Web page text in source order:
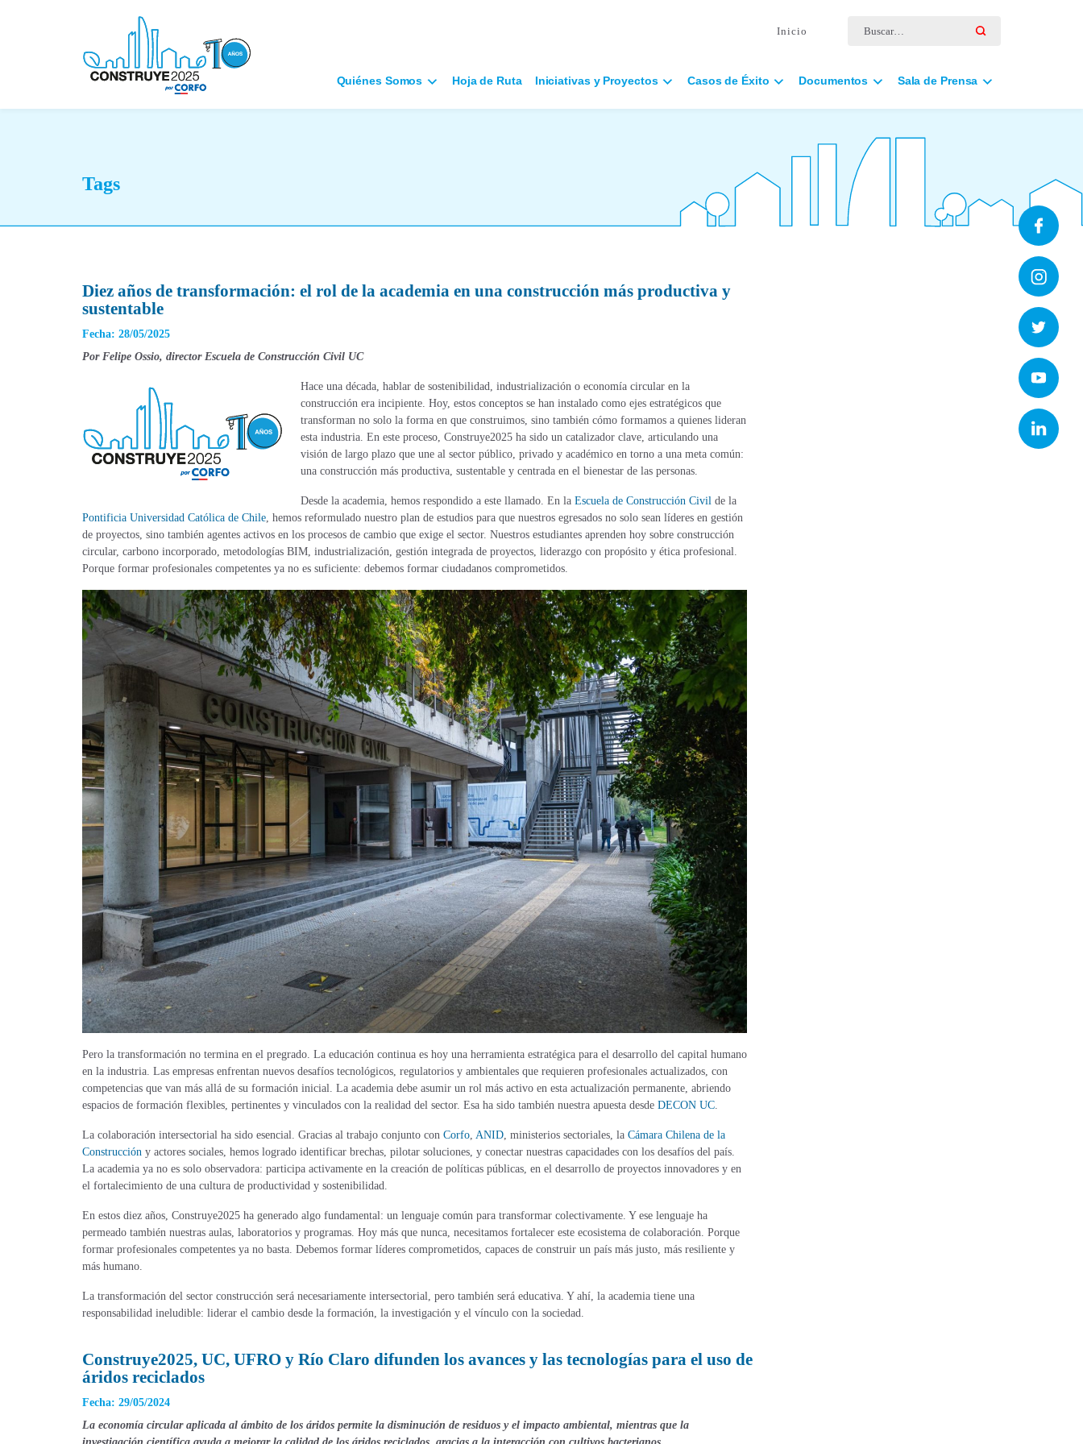
Buscar por:
Inicio
Quiénes Somos Hoja de Ruta Iniciativas y Proyectos Casos de Éxito Documentos Sala de Prensa
Tags
Diez años de transformación: el rol de la academia en una construcción más productiva y
sustentable
Fecha: 28/05/2025
Por Felipe Ossio, director Escuela de Construcción Civil UC
Hace una década, hablar de sostenibilidad, industrialización o economía circular en la
construcción era incipiente. Hoy, estos conceptos se han instalado como ejes estratégicos que
transforman no solo la forma en que construimos, sino también cómo formamos a quienes lideran
esta industria. En este proceso, Construye2025 ha sido un catalizador clave, articulando una
visión de largo plazo que une al sector público, privado y académico en torno a una meta común:
una construcción más productiva, sustentable y centrada en el bienestar de las personas.
Desde la academia, hemos respondido a este llamado. En la Escuela de Construcción Civil de la
Pontificia Universidad Católica de Chile, hemos reformulado nuestro plan de estudios para que nuestros egresados no solo sean líderes en gestión
de proyectos, sino también agentes activos en los procesos de cambio que exige el sector. Nuestros estudiantes aprenden hoy sobre construcción
circular, carbono incorporado, metodologías BIM, industrialización, gestión integrada de proyectos, liderazgo con propósito y ética profesional.
Porque formar profesionales competentes ya no es suficiente: debemos formar ciudadanos comprometidos.
Pero la transformación no termina en el pregrado. La educación continua es hoy una herramienta estratégica para el desarrollo del capital humano
en la industria. Las empresas enfrentan nuevos desafíos tecnológicos, regulatorios y ambientales que requieren profesionales actualizados, con
competencias que van más allá de su formación inicial. La academia debe asumir un rol más activo en esta actualización permanente, abriendo
espacios de formación flexibles, pertinentes y vinculados con la realidad del sector. Esa ha sido también nuestra apuesta desde DECON UC
La colaboración intersectorial ha sido esencial. Gracias al trabajo conjunto con Corfo ANID , ministerios sectoriales, la Cámara Chilena de la
Construcción y actores sociales, hemos logrado identificar brechas, pilotar soluciones, y conectar nuestras capacidades con los desafíos del país.
La academia ya no es solo observadora: participa activamente en la creación de políticas públicas, en el desarrollo de proyectos innovadores y en
el fortalecimiento de una cultura de productividad y sostenibilidad.
En estos diez años, Construye2025 ha generado algo fundamental: un lenguaje común para transformar colectivamente. Y ese lenguaje ha
permeado también nuestras aulas, laboratorios y programas. Hoy más que nunca, necesitamos fortalecer este ecosistema de colaboración. Porque
formar profesionales competentes ya no basta. Debemos formar líderes comprometidos, capaces de construir un país más justo, más resiliente y
más humano.
La transformación del sector construcción será necesariamente intersectorial, pero también será educativa. Y ahí, la academia tiene una
responsabilidad ineludible: liderar el cambio desde la formación, la investigación y el vínculo con la sociedad.
Construye2025, UC, UFRO y Río Claro difunden los avances y las tecnologías para el uso de
áridos reciclados
Fecha: 29/05/2024
La economía circular aplicada al ámbito de los áridos permite la disminución de residuos y el impacto ambiental, mientras que la